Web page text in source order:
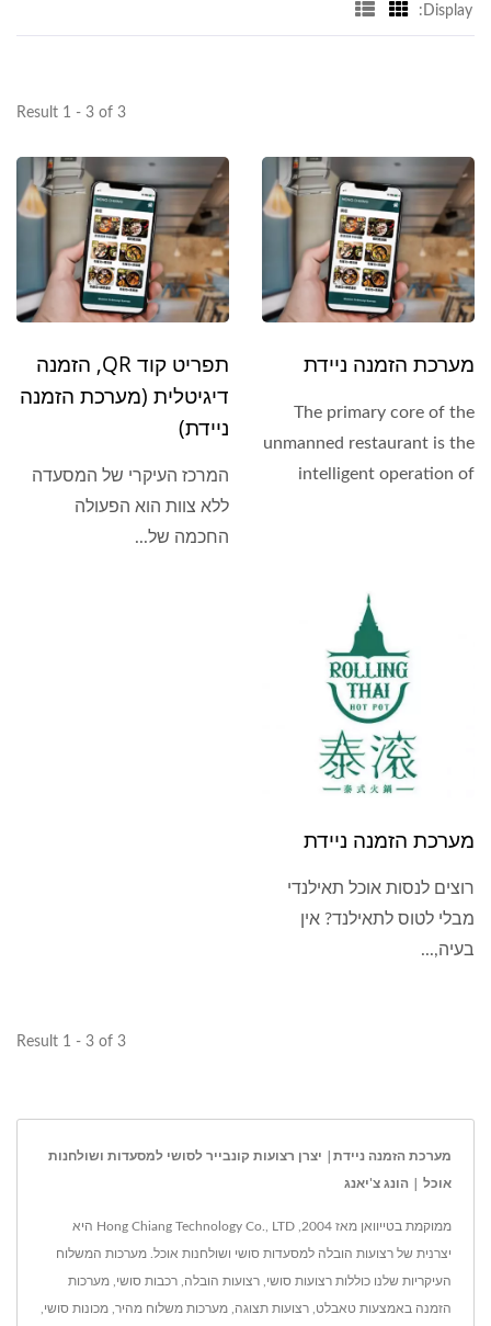
Display:
Result 1 - 3 of 3
מערכת הזמנה ניידת
The primary core of the
unmanned restaurant is the
intelligent operation of
תפריט קוד QR, הזמנה
דיגיטלית (מערכת הזמנה
ניידת)
המרכז העיקרי של המסעדה
ללא צוות הוא הפעולה
החכמה של...
מערכת הזמנה ניידת
רוצים לנסות אוכל תאילנדי
מבלי לטוס לתאילנד? אין
בעיה,...
Result 1 - 3 of 3
מערכת הזמנה ניידת| יצרן רצועות קונבייר לסושי למסעדות ושולחנות
אוכל | הונג צ'יאנג
ממוקמת בטייוואן מאז 2004, Hong Chiang Technology Co., LTD היא
יצרנית של רצועות הובלה למסעדות סושי ושולחנות אוכל. מערכות המשלוח
העיקריות שלנו כוללות רצועות סושי, רצועות הובלה, רכבות סושי, מערכות
הזמנה באמצעות טאבלט, רצועות תצוגה, מערכות משלוח מהיר, מכונות סושי,